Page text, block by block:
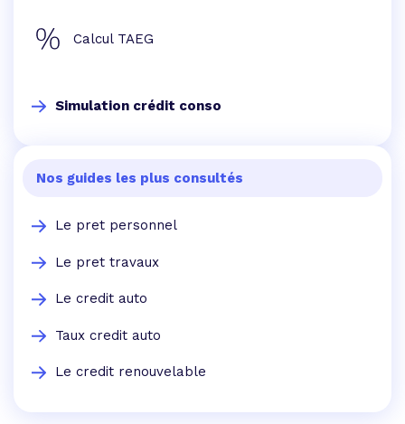
Calcul TAEG
Simulation crédit conso
Nos guides les plus consultés
Le pret personnel
Le pret travaux
Le credit auto
Taux credit auto
Le credit renouvelable